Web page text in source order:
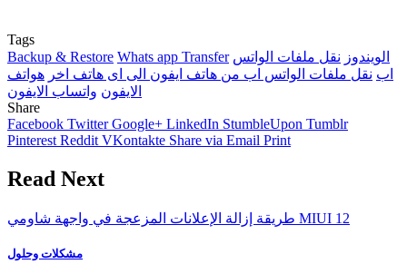
Tags
Backup & Restore Whats app Transfer الويندوز نقل ملفات الواتس
اب نقل ملفات الواتس اب من هاتف ايفون الى اى هاتف اخر هواتف
الايفون واتساب الايفون
Share
Facebook Twitter Google+ LinkedIn StumbleUpon Tumblr
Pinterest Reddit VKontakte Share via Email Print
Read Next
طريقة إزالة الإعلانات المزعجة في واجهة شاومي MIUI 12
مشكلات وحلول